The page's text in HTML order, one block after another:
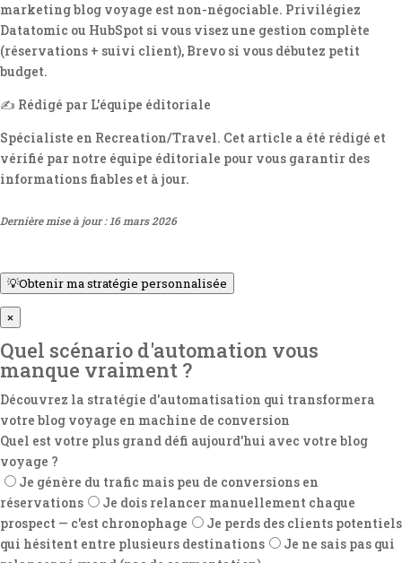
marketing blog voyage est non-négociable. Privilégiez
Datatomic ou HubSpot si vous visez une gestion complète
(réservations + suivi client), Brevo si vous débutez petit
budget.
✍️ Rédigé par L'équipe éditoriale
Spécialiste en Recreation/Travel. Cet article a été rédigé et
vérifié par notre équipe éditoriale pour vous garantir des
informations fiables et à jour.
Dernière mise à jour : 16 mars 2026
💡Obtenir ma stratégie personnalisée
×
Quel scénario d'automation vous
manque vraiment ?
Découvrez la stratégie d'automatisation qui transformera
votre blog voyage en machine de conversion
Quel est votre plus grand défi aujourd'hui avec votre blog
voyage ?
Je génère du trafic mais peu de conversions en
réservations
Je dois relancer manuellement chaque
prospect — c'est chronophage
Je perds des clients potentiels
qui hésitent entre plusieurs destinations
Je ne sais pas qui